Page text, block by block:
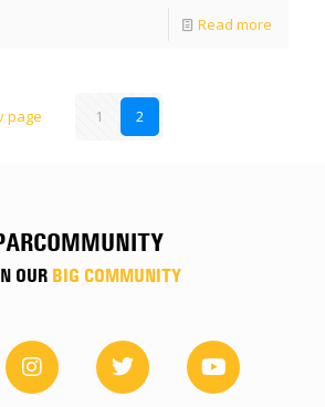
Read more
page 1 2
OUR BIG COMMUNITY